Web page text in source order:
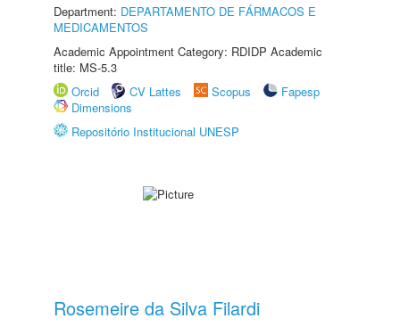
Department: DEPARTAMENTO DE FÁRMACOS E
MEDICAMENTOS
Academic Appointment Category: RDIDP Academic
title: MS-5.3
Orcid
CV Lattes Scopus
Fapesp
Dimensions
Repositório Institucional UNESP
Rosemeire da Silva Filardi